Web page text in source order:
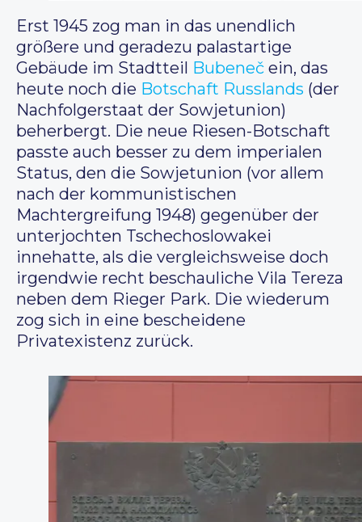
Erst 1945 zog man in das unendlich
größere und geradezu palastartige
Gebäude im Stadtteil Bubeneč ein, das
heute noch die Botschaft Russlands (der
Nachfolgerstaat der Sowjetunion)
beherbergt. Die neue Riesen-Botschaft
passte auch besser zu dem imperialen
Status, den die Sowjetunion (vor allem
nach der kommunistischen
Machtergreifung 1948) gegenüber der
unterjochten Tschechoslowakei
innehatte, als die vergleichsweise doch
irgendwie recht beschauliche Vila Tereza
neben dem Rieger Park. Die wiederum
zog sich in eine bescheidene
Privatexistenz zurück.